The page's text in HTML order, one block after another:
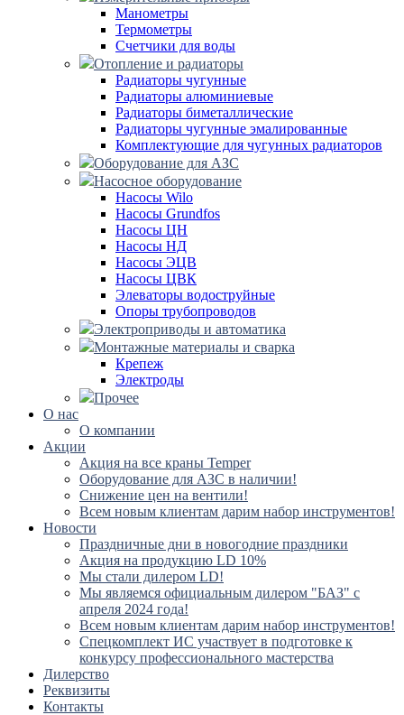
Манометры
Термометры
Счетчики для воды
Отопление и радиаторы
Радиаторы чугунные
Радиаторы алюминиевые
Радиаторы биметаллические
Радиаторы чугунные эмалированные
Комплектующие для чугунных радиаторов
Оборудование для АЗС
Насосное оборудование
Насосы Wilo
Насосы Grundfos
Насосы ЦН
Насосы НД
Насосы ЭЦВ
Насосы ЦВК
Элеваторы водоструйные
Опоры трубопроводов
Электроприводы и автоматика
Монтажные материалы и сварка
Крепеж
Электроды
Прочее
О нас
О компании
Акции
Акция на все краны Temper
Оборудование для АЗС в наличии!
Снижение цен на вентили!
Всем новым клиентам дарим набор инструментов!
Новости
Праздничные дни в новогодние праздники
Акция на продукцию LD 10%
Мы стали дилером LD!
Мы являемся официальным дилером "БАЗ" с
апреля 2024 года!
Всем новым клиентам дарим набор инструментов!
Спецкомплект ИС участвует в подготовке к
конкурсу профессионального мастерства
Дилерство
Реквизиты
Контакты